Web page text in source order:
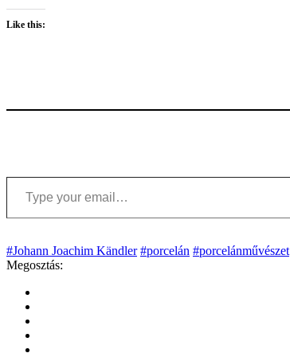
Like this:
Type your email…
#Johann Joachim Kändler #porcelán #porcelánművészet
Megosztás: